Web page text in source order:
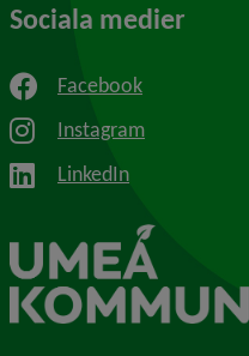
Sociala medier
Facebook
Instagram
LinkedIn